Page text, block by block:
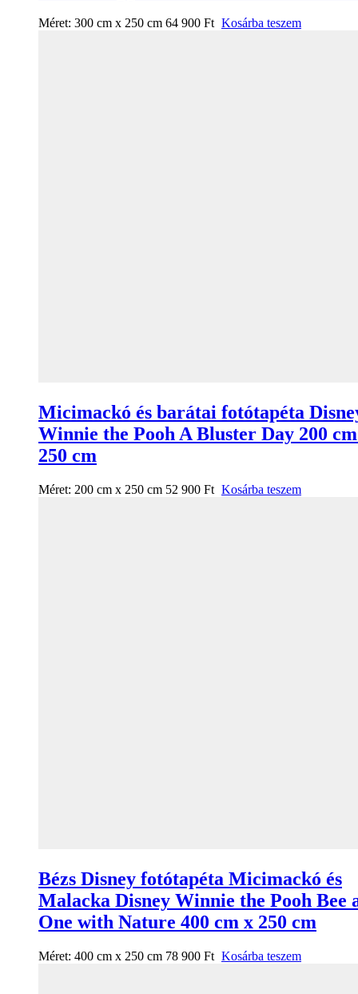
Méret: 300 cm x 250 cm 64 900 Ft Kosárba teszem
Micimackó és barátai fotótapéta
Winnie the Pooh A Bluster Day 200
250 cm
Méret: 200 cm x 250 cm 52 900 Ft Kosárba teszem
Bézs Disney fotótapéta Micimackó és
Malacka Disney Winnie the Pooh Bee
One with Nature 400 cm x 250 cm
Méret: 400 cm x 250 cm 78 900 Ft Kosárba teszem